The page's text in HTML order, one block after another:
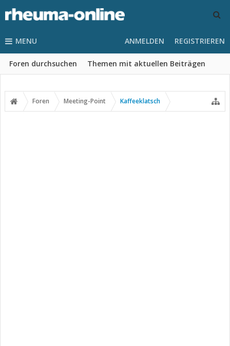
MENU
Foren durchsuchen Themen mit aktuellen Beiträgen
ANMELDEN REGISTRIEREN
Foren Meeting-Point Kaffeeklatsch